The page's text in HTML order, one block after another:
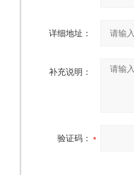
详细地址：
补充说明：
验证码：